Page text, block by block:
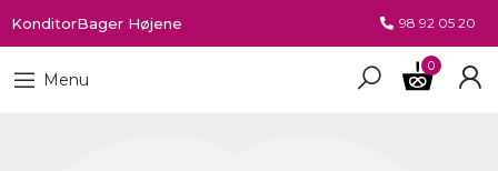
KonditorBager Højene 98 92 05 20
Menu
0